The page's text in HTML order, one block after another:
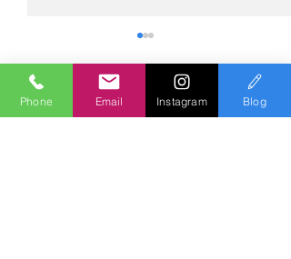
コメント
Phone Email Instagram Blog